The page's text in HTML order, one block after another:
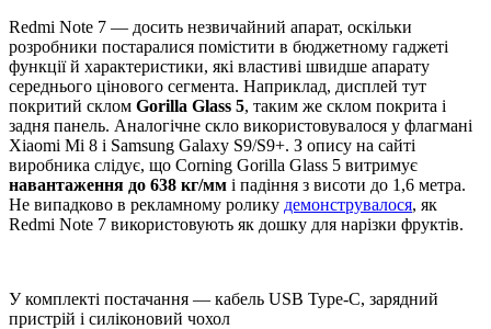
Redmi Note 7 — досить незвичайний апарат, оскільки
розробники постаралися помістити в бюджетному гаджеті
функції й характеристики, які властиві швидше апарату
середнього цінового сегмента. Наприклад, дисплей тут
покритий склом Gorilla Glass 5, таким же склом покрита і
задня панель. Аналогічне скло використовувалося у флагмані
Xiaomi Mi 8 і Samsung Galaxy S9/S9+. З опису на сайті
виробника слідує, що Corning Gorilla Glass 5 витримує
навантаження до 638 ​​кг/мм і падіння з висоти до 1,6 метра.
Не випадково в рекламному ролику демонструвалося, як
Redmi Note 7 використовують як дошку для нарізки фруктів.
У комплекті постачання — кабель USB Type-C, зарядний
пристрій і силіконовий чохол